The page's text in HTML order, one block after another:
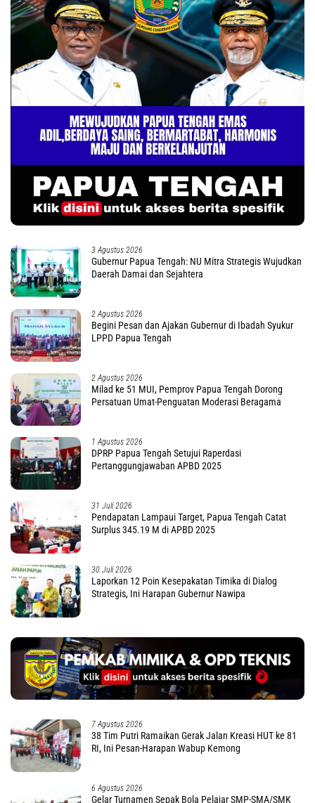
3 Agustus 2026
Gubernur Papua Tengah: NU Mitra Strategis Wujudkan
Daerah Damai dan Sejahtera
2 Agustus 2026
Begini Pesan dan Ajakan Gubernur di Ibadah Syukur
LPPD Papua Tengah
2 Agustus 2026
Milad ke 51 MUI, Pemprov Papua Tengah Dorong
Persatuan Umat-Penguatan Moderasi Beragama
1 Agustus 2026
DPRP Papua Tengah Setujui Raperdasi
Pertanggungjawaban APBD 2025
31 Juli 2026
Pendapatan Lampaui Target, Papua Tengah Catat
Surplus 345.19 M di APBD 2025
30 Juli 2026
Laporkan 12 Poin Kesepakatan Timika di Dialog
Strategis, Ini Harapan Gubernur Nawipa
7 Agustus 2026
38 Tim Putri Ramaikan Gerak Jalan Kreasi HUT ke 81
RI, Ini Pesan-Harapan Wabup Kemong
6 Agustus 2026
Gelar Turnamen Sepak Bola Pelajar SMP-SMA/SMK